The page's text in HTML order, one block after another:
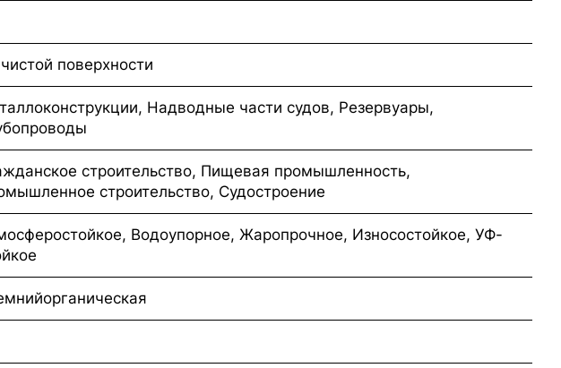
поверхности
Надводные части судов, Резервуары,
строительство, Пищевая промышленность,
строительство, Судостроение
Водоупорное, Жаропрочное, Износостойкое, УФ-